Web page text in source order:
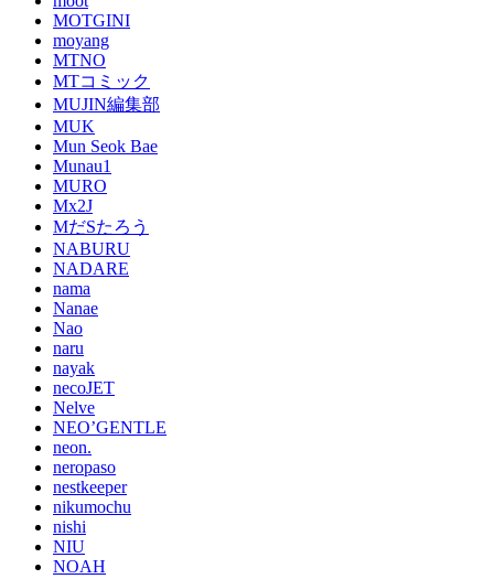
MOTGINI
moyang
MTNO
MTコミック
MUJIN編集部
MUK
Mun Seok Bae
Munau1
MURO
Mx2J
MだSたろう
NABURU
NADARE
nama
Nanae
Nao
naru
nayak
necoJET
Nelve
NEO’GENTLE
neon.
neropaso
nestkeeper
nikumochu
nishi
NIU
NOAH